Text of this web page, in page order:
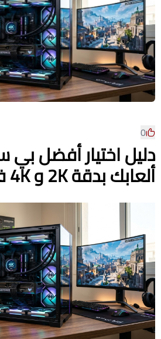
0
دليل اختيار أفضل
ألعابك بدقة 2K و 4K في 2026